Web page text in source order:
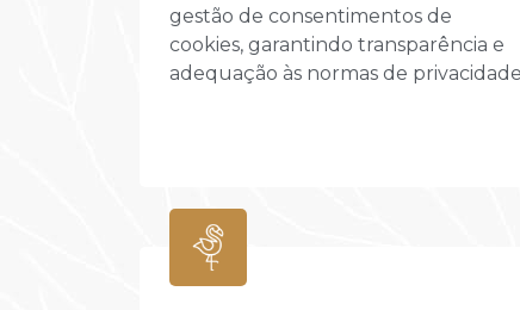
gestão de consentimentos de
cookies, garantindo transparência e
adequação às normas de